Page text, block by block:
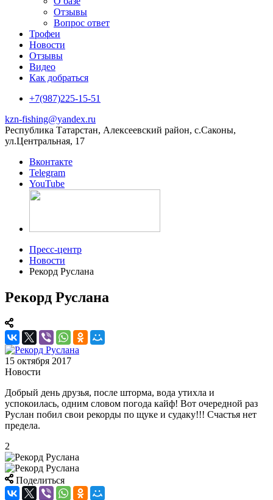
Отзывы
Вопрос ответ
Трофеи
Новости
Отзывы
Видео
Как добраться
+7(987)225-15-51
kzn-fishing@yandex.ru
Республика Татарстан, Алексеевский район, с.Саконы,
ул.Центральная, 17
Вконтакте
Telegram
YouTube
Пресс-центр
Новости
Рекорд Руслана
Рекорд Руслана
15 октября 2017
Новости
Добрый день друзья, после шторма, вода утихла и
успокоилась, одним словом погода кайф! Вот очередной раз
Руслан побил свои рекорды по щуке и судаку!!! Счастья нет
предела.
2
Поделиться